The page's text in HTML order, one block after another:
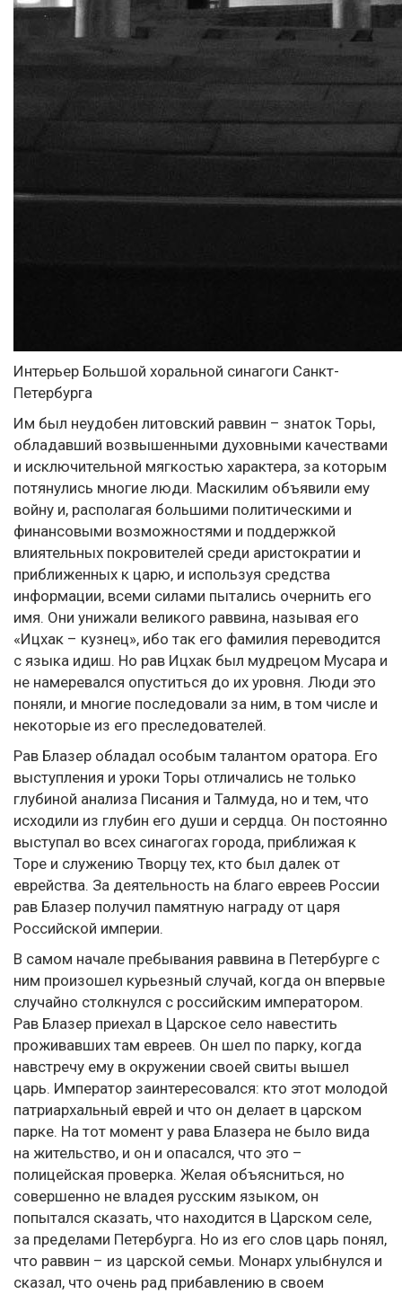
Интерьер Большой хоральной синагоги Санкт-
Петербурга
Им был неудобен литовский раввин – знаток Торы,
обладавший возвышенными духовными качествами
и исключительной мягкостью характера, за которым
потянулись многие люди. Маскилим объявили ему
войну и, располагая большими политическими и
финансовыми возможностями и поддержкой
влиятельных покровителей среди аристократии и
приближенных к царю, и используя средства
информации, всеми силами пытались очернить его
имя. Они унижали великого раввина, называя его
«Ицхак – кузнец», ибо так его фамилия переводится
с языка идиш. Но рав Ицхак был мудрецом Мусара и
не намеревался опуститься до их уровня. Люди это
поняли, и многие последовали за ним, в том числе и
некоторые из его преследователей.
Рав Блазер обладал особым талантом оратора. Его
выступления и уроки Торы отличались не только
глубиной анализа Писания и Талмуда, но и тем, что
исходили из глубин его души и сердца. Он постоянно
выступал во всех синагогах города, приближая к
Торе и служению Творцу тех, кто был далек от
еврейства. За деятельность на благо евреев России
рав Блазер получил памятную награду от царя
Российской империи.
В самом начале пребывания раввина в Петербурге с
ним произошел курьезный случай, когда он впервые
случайно столкнулся с российским императором.
Рав Блазер приехал в Царское село навестить
проживавших там евреев. Он шел по парку, когда
навстречу ему в окружении своей свиты вышел
царь. Император заинтересовался: кто этот молодой
патриархальный еврей и что он делает в царском
парке. На тот момент у рава Блазера не было вида
на жительство, и он и опасался, что это –
полицейская проверка. Желая объясниться, но
совершенно не владея русским языком, он
попытался сказать, что находится в Царском селе,
за пределами Петербурга. Но из его слов царь понял,
что раввин – из царской семьи. Монарх улыбнулся и
сказал, что очень рад прибавлению в своем